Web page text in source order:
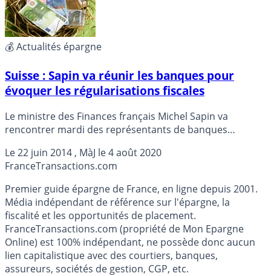
💰 Actualités épargne
Suisse : Sapin va réunir les banques pour
évoquer les régularisations fiscales
Le ministre des Finances français Michel Sapin va
rencontrer mardi des représentants de banques
fiscales, selon l’agenda du ministre publié dimanche.
Le22 juin 2014 , MàJ le4 août 2020
FranceTransactions.com
Premier guide épargne de France, en ligne depuis 2001.
Média indépendant de référence sur l'épargne, la
fiscalité et les opportunités de placement.
FranceTransactions.com (propriété de Mon Epargne
Online) est 100% indépendant, ne possède donc aucun
lien capitalistique avec des courtiers, banques,
assureurs, sociétés de gestion, CGP, etc.